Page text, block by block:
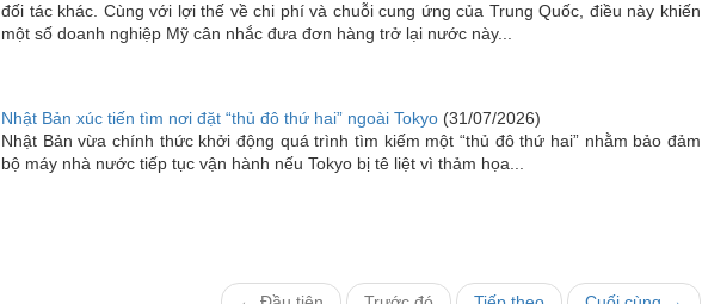
đối tác khác. Cùng với lợi thế về chi phí và chuỗi cung ứng của Trung Quốc, điều này khiến
một số doanh nghiệp Mỹ cân nhắc đưa đơn hàng trở lại nước này...
Nhật Bản xúc tiến tìm nơi đặt “thủ đô thứ hai” ngoài Tokyo (31/07/2026)
Nhật Bản vừa chính thức khởi động quá trình tìm kiếm một “thủ đô thứ hai” nhằm bảo đảm
bộ máy nhà nước tiếp tục vận hành nếu Tokyo bị tê liệt vì thảm họa...